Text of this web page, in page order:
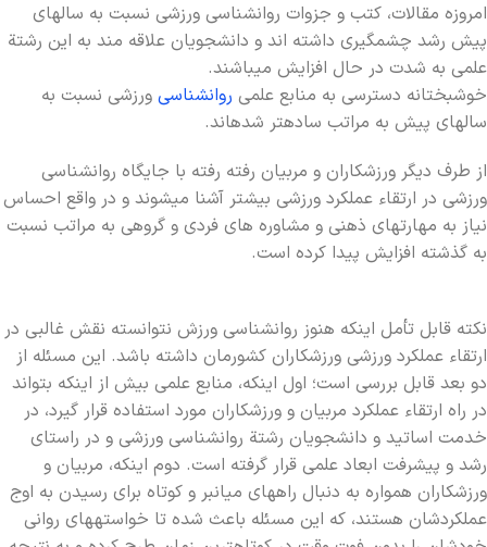
امروزه مقالات، کتب و جزوات روانشناسي ورزشي نسبت به سالهاي
پيش رشد چشمگيري داشته اند و دانشجويان علاقه مند به اين رشتة
علمي به شدت در حال افزايش ميباشند.
خوشبختانه دسترسي به منابع علمي روانشناسي ورزشي نسبت به
سالهاي پيش به مراتب سادهتر شدهاند.
از طرف ديگر ورزشکاران و مربيان رفته رفته با جايگاه روانشناسي
ورزشي در ارتقاء عملکرد ورزشي بيشتر آشنا ميشوند و در واقع احساس
نياز به مهارتهاي ذهني و مشاوره هاي فردي و گروهي به مراتب نسبت
به گذشته افزايش پيدا کرده است.
نکته قابل تأمل اينکه هنوز روانشناسي ورزش نتوانسته نقش غالبي در
ارتقاء عملکرد ورزشي ورزشکاران کشورمان داشته باشد. اين مسئله از
دو بعد قابل بررسي است؛ اول اينکه، منابع علمي بيش از اينکه بتواند
در راه ارتقاء عملکرد مربيان و ورزشکاران مورد استفاده قرار گيرد، در
خدمت اساتيد و دانشجويان رشتة روانشناسي ورزشي و در راستاي
رشد و پيشرفت ابعاد علمي قرار گرفته است. دوم اينکه، مربيان و
ورزشکاران همواره به دنبال راههاي ميانبر و کوتاه براي رسيدن به اوج
عملکردشان هستند، که اين مسئله باعث شده تا خواستههاي رواني